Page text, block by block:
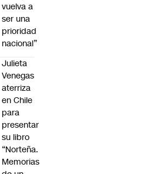
vuelva a
ser una
prioridad
nacional”
Julieta
Venegas
aterriza
en Chile
para
presentar
su libro
“Norteña.
Memorias